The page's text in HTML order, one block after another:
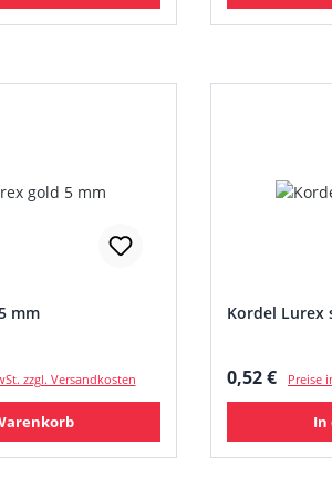
mm
zzgl. Versandkosten
Kordel Lurex
Regulärer
0,52 € Preise
In